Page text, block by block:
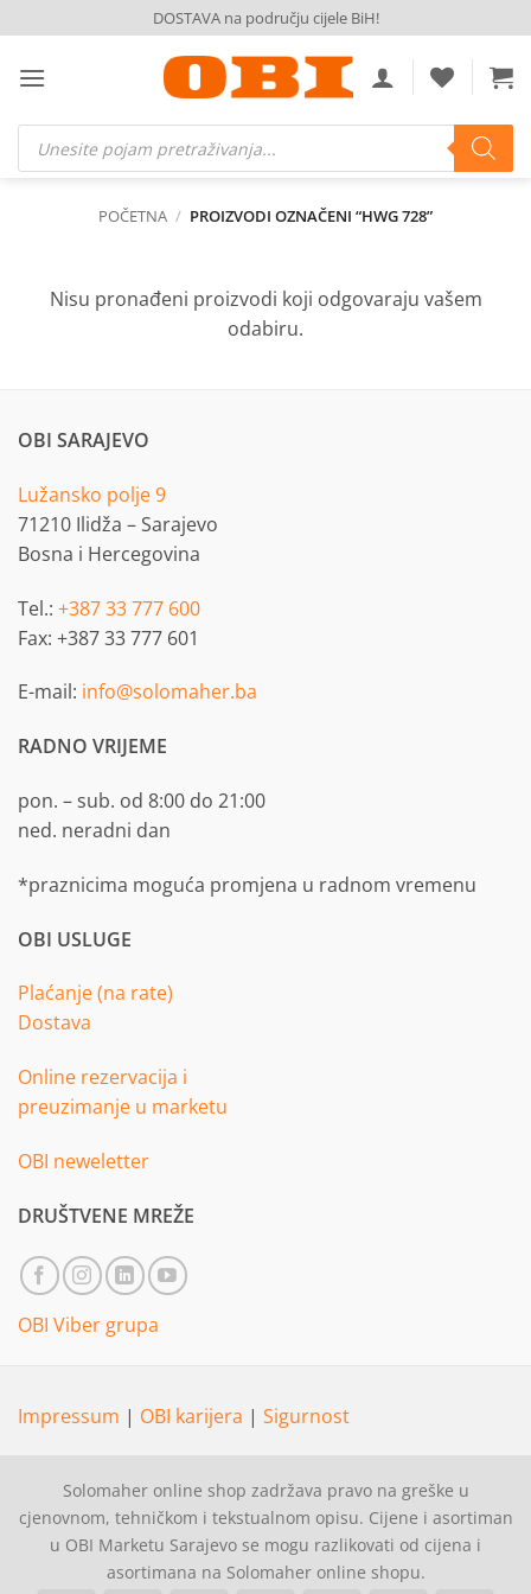
to
content
DOSTAVA na području cijele BiH!
Products
search
POČETNA / PROIZVODI OZNAČENI “HWG 728”
Nisu pronađeni proizvodi koji odgovaraju vašem
odabiru.
OBI SARAJEVO
Lužansko polje 9
71210 Ilidža – Sarajevo
Bosna i Hercegovina
Tel.: +387 33 777 600
Fax: +387 33 777 601
E-mail: info@solomaher.ba
RADNO VRIJEME
pon. – sub. od 8:00 do 21:00
ned. neradni dan
*praznicima moguća promjena u radnom vremenu
OBI USLUGE
Plaćanje (na rate)
Dostava
Online rezervacija i
preuzimanje u marketu
OBI neweletter
DRUŠTVENE MREŽE
OBI Viber grupa
Impressum | OBI karijera | Sigurnost
Solomaher online shop zadržava pravo na greške u
cjenovnom, tehničkom i tekstualnom opisu. Cijene i asortiman
u OBI Marketu Sarajevo se mogu razlikovati od cijena i
asortimana na Solomaher online shopu.